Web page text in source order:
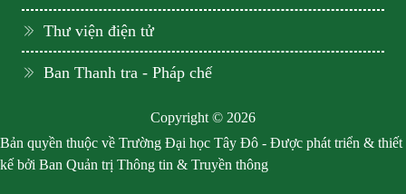
Thư viện điện tử
Ban Thanh tra - Pháp chế
Copyright © 2026
Bản quyền thuộc về Trường Đại học Tây Đô - Được phát triển & thiết
kế bởi Ban Quản trị Thông tin & Truyền thông